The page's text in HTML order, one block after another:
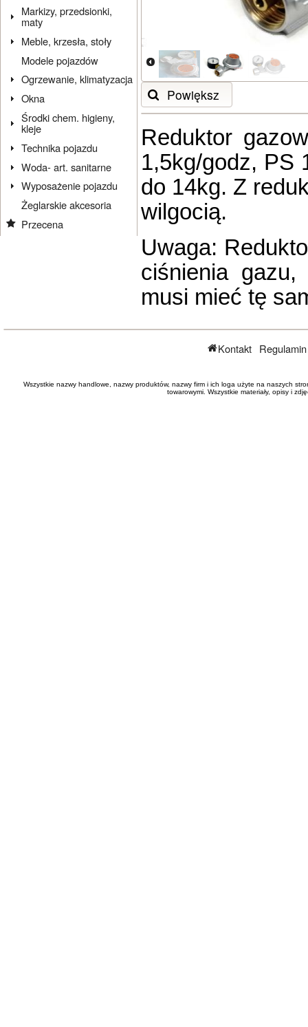
Markizy, przedsionki,
maty
Meble, krzesła, stoły
Modele pojazdów
Ogrzewanie, klimatyzacja
Okna
Środki chem. higieny,
kleje
Technika pojazdu
Woda- art. sanitarne
Wyposażenie pojazdu
Żeglarskie akcesoria
Przecena
Powiększ
Reduktor
1,5kg/godz, PS
do 14kg. Z
wilgocią.
Uwaga:
ciśnienia
musi mieć tę
Kontakt
Wszystkie nazwy handlowe, nazwy produktów, nazwy firm i ich loga użyte na naszych
towarowymi. Wszystkie materiały, opisy i